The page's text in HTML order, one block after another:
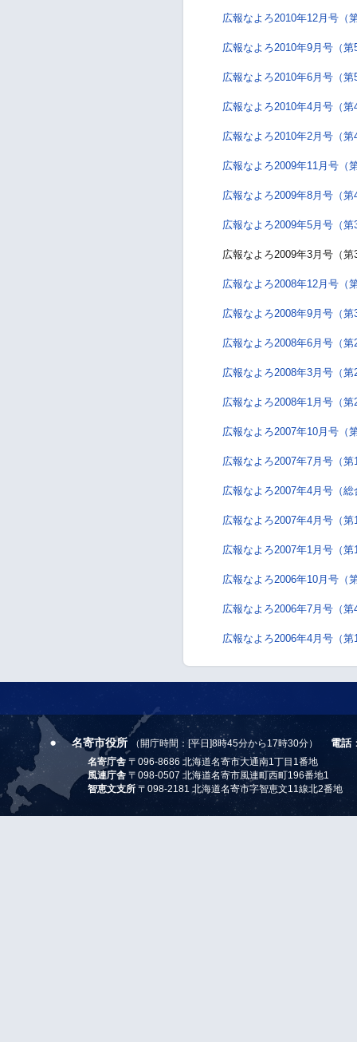
広報なよろ2010年12月号（
広報なよろ2010年9月号（第
広報なよろ2010年6月号（第
広報なよろ2010年4月号（第
広報なよろ2010年2月号（第
広報なよろ2009年11月号（
広報なよろ2009年8月号（第
広報なよろ2009年5月号（第
広報なよろ2009年3月号（第
広報なよろ2008年12月号（
広報なよろ2008年9月号（第
広報なよろ2008年6月号（第
広報なよろ2008年3月号（第
広報なよろ2008年1月号（第
広報なよろ2007年10月号（
広報なよろ2007年7月号（第
広報なよろ2007年4月号（
広報なよろ2007年4月号（第
広報なよろ2007年1月号（第
広報なよろ2006年10月号（
広報なよろ2006年7月号（第
広報なよろ2006年4月号（第
名寄市役所 （開庁時間：[平日]8時45分から17時30分） 電話
名寄庁舎 〒096-8686 北海道名寄市大通南1丁目1番地
風連庁舎 〒098-0507 北海道名寄市風連町西町196番地1
智恵文支所 〒098-2181 北海道名寄市字智恵文11線北2番地